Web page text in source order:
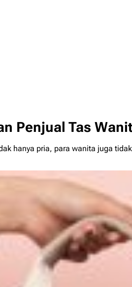
Penjual Tas
hanya pria, para wanita juga